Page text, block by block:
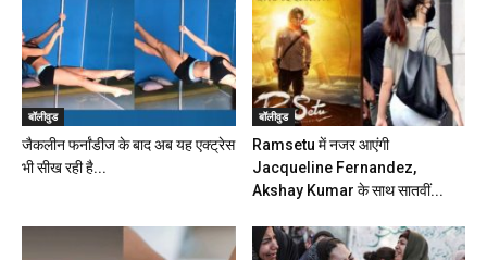
बॉलीवुड
जैकलीन फर्नांडीज के बाद अब यह एक्ट्रेस
भी सीख रही है...
बॉलीवुड
Ramsetu में नजर आएंगी
Jacqueline Fernandez,
Akshay Kumar के साथ सातवीं...